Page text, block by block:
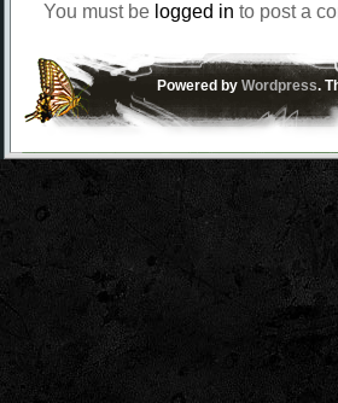
You must be logged in to post a
Powered by Wordpress.